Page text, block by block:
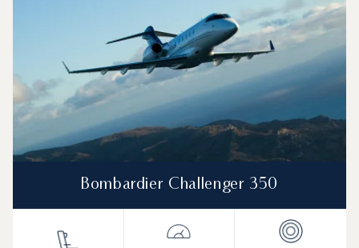
Bombardier Challenger 350